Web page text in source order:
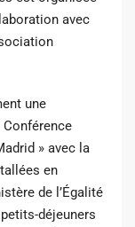
avec
une
» avec la
en
de l’Égalité
déjeuners